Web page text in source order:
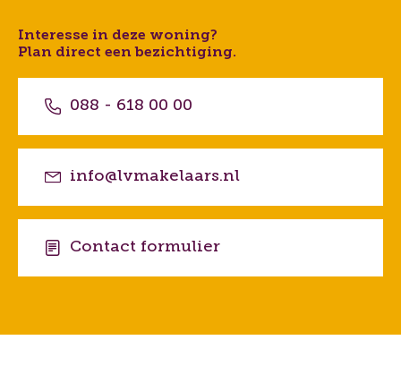
Interesse in deze woning?
Plan direct een bezichtiging.
088 - 618 00 00
info@lvmakelaars.nl
Contact formulier